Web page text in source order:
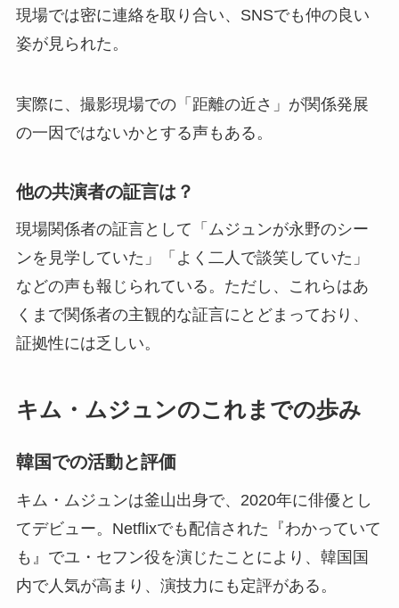
現場では密に連絡を取り合い、SNSでも仲の良い
姿が見られた。
実際に、撮影現場での「距離の近さ」が関係発展
の一因ではないかとする声もある。
他の共演者の証言は？
現場関係者の証言として「ムジュンが永野のシー
ンを見学していた」「よく二人で談笑していた」
などの声も報じられている。ただし、これらはあ
くまで関係者の主観的な証言にとどまっており、
証拠性には乏しい。
キム・ムジュンのこれまでの歩み
韓国での活動と評価
キム・ムジュンは釜山出身で、2020年に俳優とし
てデビュー。Netflixでも配信された『わかっていて
も』でユ・セフン役を演じたことにより、韓国国
内で人気が高まり、演技力にも定評がある。